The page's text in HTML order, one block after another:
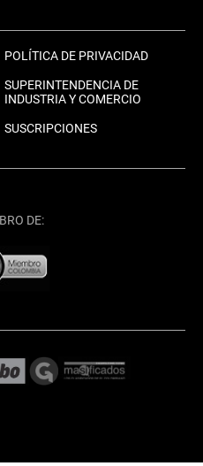
POLÍTICA DE PRIVACIDAD
SUPERINTENDENCIA DE
INDUSTRIA Y COMERCIO
SUSCRIPCIONES
DE: